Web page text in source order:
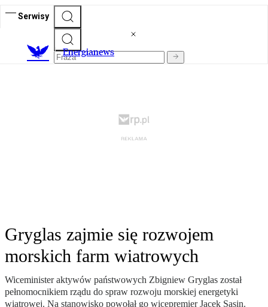
Serwisy
Energianews
Gryglas zajmie się rozwojem
morskich farm wiatrowych
Wiceminister aktywów państwowych Zbigniew Gryglas został
pełnomocnikiem rządu do spraw rozwoju morskiej energetyki
wiatrowej. Na stanowisko powołał go wicepremier Jacek Sasin.